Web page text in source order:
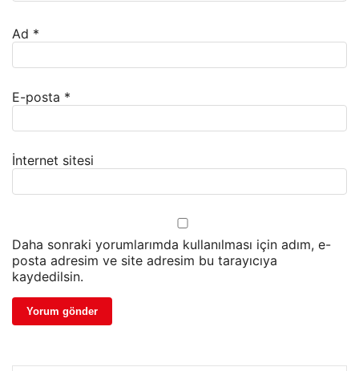
Ad *
E-posta *
İnternet sitesi
Daha sonraki yorumlarımda kullanılması için adım, e-
posta adresim ve site adresim bu tarayıcıya
kaydedilsin.